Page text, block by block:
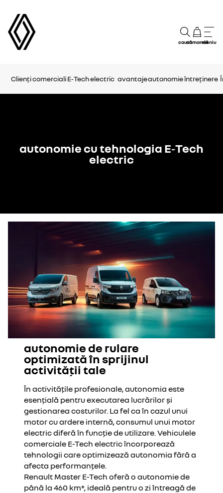
cautăcomandămeniu
Clienți comerciali E‑Tech electric avantajeautonomieîntreținere
autonomie cu tehnologia E‑Tech
electric
autonomie de rulare
optimizată în sprijinul
activității tale
În activitățile profesionale, autonomia este
esențială pentru executarea lucrărilor și
gestionarea costurilor. La fel ca în cazul unui
motor cu ardere internă, consumul unui motor
electric diferă în funcție de utilizare. Vehiculele
comerciale E-Tech electric încorporează
tehnologii care optimizează autonomia fără a
afecta performanțele.
Renault Master E-Tech oferă o autonomie de
până la 460 km*, ideală pentru o zi întreagă de